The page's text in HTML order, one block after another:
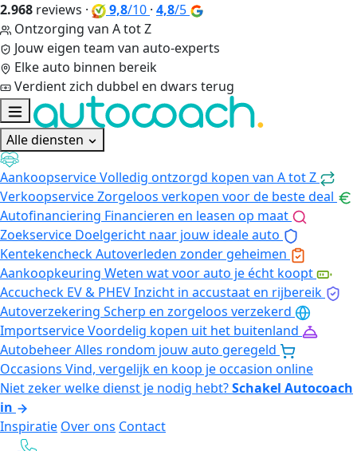
2.968 reviews · 9,8/10 · 4,8/5
Ontzorging van A tot Z
Jouw eigen team van auto-experts
Elke auto binnen bereik
Verdient zich dubbel en dwars terug
Alle diensten
AankoopserviceVolledig ontzorgd kopen van A tot Z
VerkoopserviceZorgeloos verkopen voor de beste deal
Autofinanciering Financieren en leasen op maat
Zoekservice Doelgericht naar jouw ideale auto
KentekencheckAutoverleden zonder geheimen
Aankoopkeuring Weten wat voor auto je écht koopt
Accucheck EV & PHEVInzicht in accustaat en rijbereik
Autoverzekering Scherp en zorgeloos verzekerd
ImportserviceVoordelig kopen uit het buitenland
AutobeheerAlles rondom jouw auto geregeld
Occasions Vind, vergelijk en koop je occasion online
Niet zeker welke dienst je nodig hebt?Schakel Autocoach
in
Inspiratie Over ons Contact